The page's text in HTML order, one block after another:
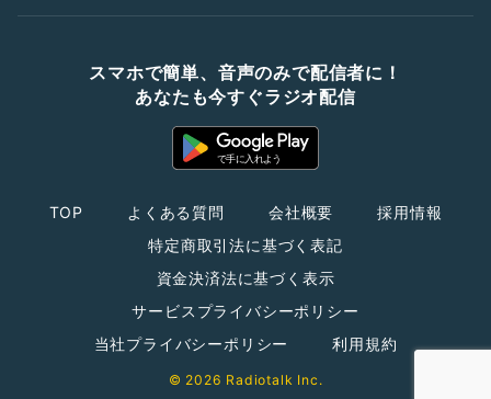
スマホで簡単、音声のみで配信者に！
あなたも今すぐラジオ配信
TOP よくある質問 会社概要
採用情報
特定商取引法に基づく表記
資金決済法に基づく表示
サービスプライバシーポリシー
当社プライバシーポリシー
利用規約
© 2026 Radiotalk Inc.